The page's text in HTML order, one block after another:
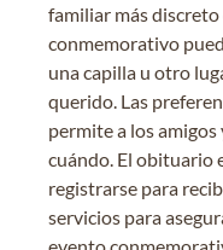
familiar más
conmemorativo
una capilla u otro
querido. Las
permite a los
cuándo. El obituario
registrarse para
servicios para